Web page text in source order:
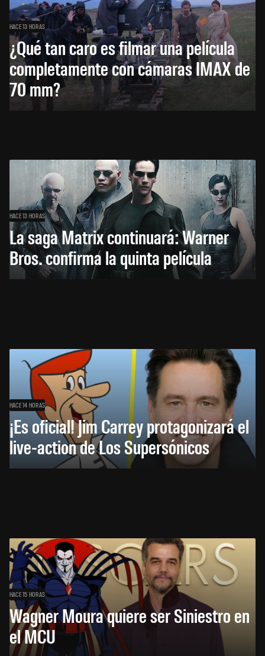
HACE 13 HORAS
¿Qué tan caro es filmar una película
completamente con cámaras IMAX de
70 mm?
HACE 13 HORAS
La saga Matrix continuará: Warner
Bros. confirma la quinta película
HACE 14 HORAS
¡Es oficial! Jim Carrey protagonizará el
live-action de Los Supersónicos
HACE 15 HORAS
Wagner Moura quiere ser Siniestro en
el MCU